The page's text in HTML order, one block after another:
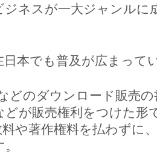
ジネスが一大ジャンルに
日本でも普及が広まって
どのダウンロード販売
どが販売権利をつけた形
や著作権料を払わずに